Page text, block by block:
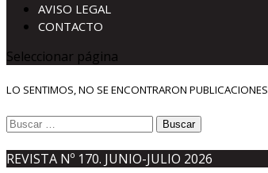
AVISO LEGAL
CONTACTO
Seleccionar página
LO SENTIMOS, NO SE ENCONTRARON PUBLICACIONES
Buscar:
REVISTA Nº 170. JUNIO-JULIO 2026